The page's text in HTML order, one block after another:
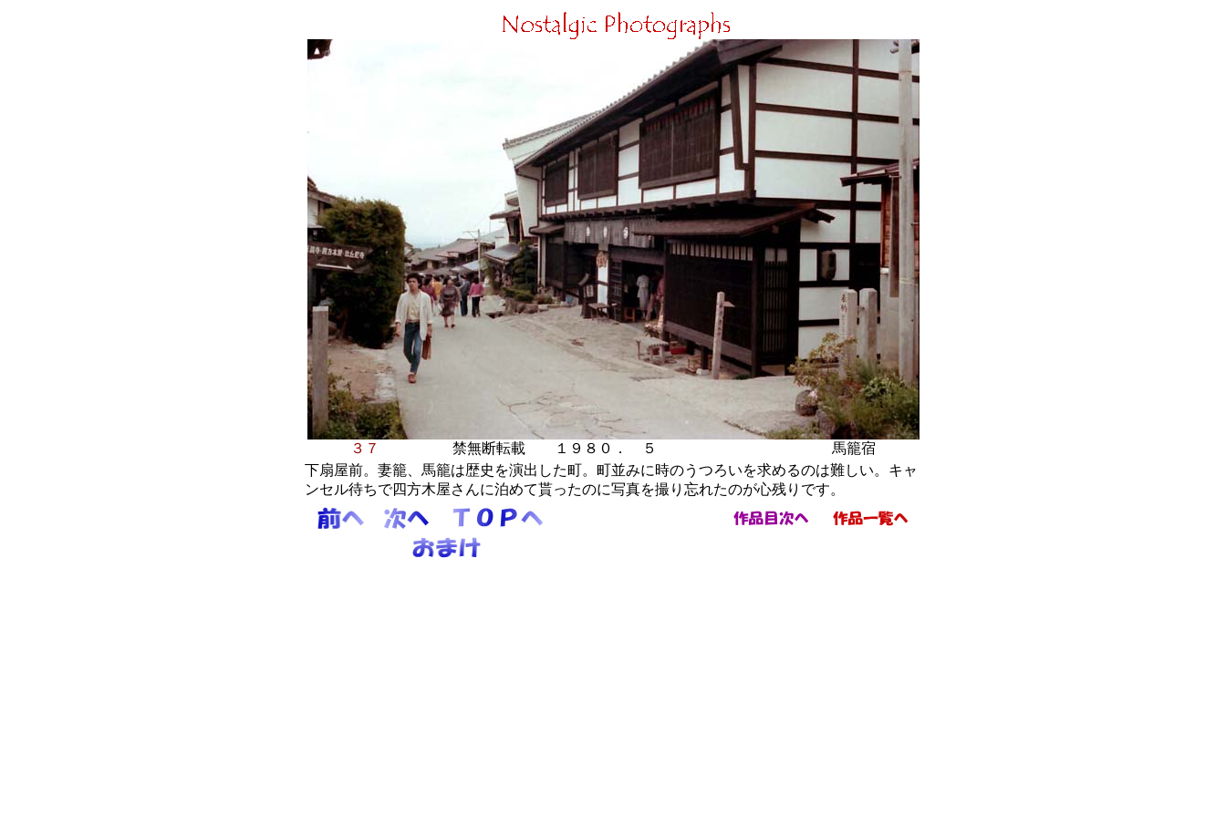
３７
禁無断転載 １９８０． ５ 馬籠宿
下扇屋前。妻籠、馬籠は歴史を演出した町。町並みに時のうつろいを求めるのは難しい。キャ
ンセル待ちで四方木屋さんに泊めて貰ったのに写真を撮り忘れたのが心残りです。